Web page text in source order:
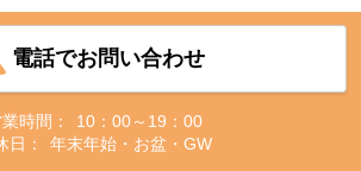
電話でお問い合わせ
時間：
10：00～19：00
日：
年末年始・お盆・GW